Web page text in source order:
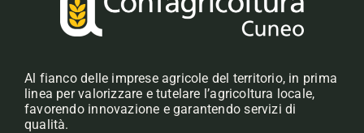
Al fianco delle imprese agricole del territorio, in prima
linea per valorizzare e tutelare l’agricoltura locale,
favorendo innovazione e garantendo servizi di
qualità.